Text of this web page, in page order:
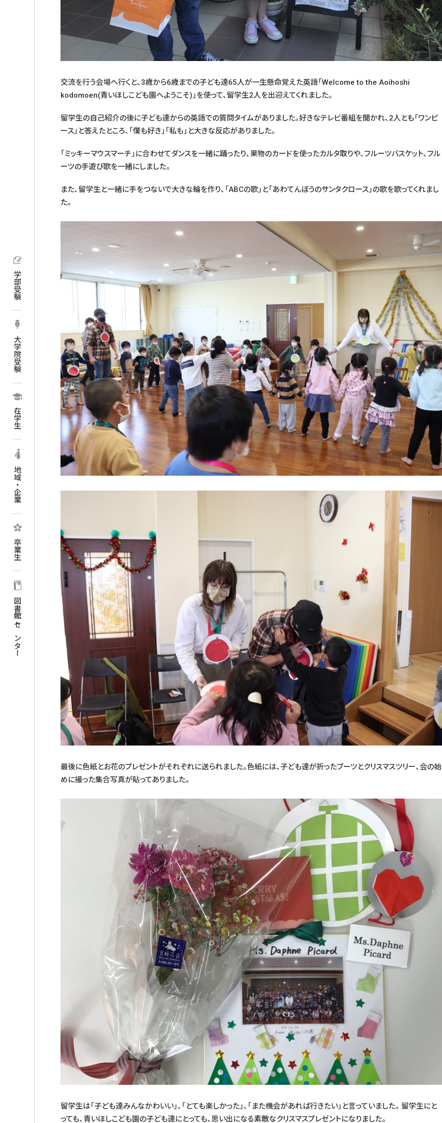
学部受験
大学院受験
在学生
地域・企業
卒業生
図書館・センター
交流を行う会場へ行くと、3歳から6歳までの子ども達65人が一生懸命覚えた英語「Welcome to the Aoihoshi
kodomoen(青いほしこども園へようこそ)」を使って、留学生2人を出迎えてくれました。
留学生の自己紹介の後に子ども達からの英語での質問タイムがありました。好きなテレビ番組を聞かれ、2人とも「ワンピ
ース」と答えたところ、「僕も好き」「私も」と大きな反応がありました。
「ミッキーマウスマーチ」に合わせてダンスを一緒に踊ったり、果物のカードを使ったカルタ取りや、フルーツバスケット、フル
ーツの手遊び歌を一緒にしました。
また、留学生と一緒に手をつないで大きな輪を作り、「ABCの歌」と「あわてんぼうのサンタクロース」の歌を歌ってくれまし
た。
最後に色紙とお花のプレゼントがそれぞれに送られました。色紙には、子ども達が折ったブーツとクリスマスツリー、会の始
めに撮った集合写真が貼ってありました。
留学生は「子ども達みんなかわいい」、「とても楽しかった」、「また機会があれば行きたい」と言っていました。 留学生にと
っても、青いほしこども園の子ども達にとっても、思い出になる素敵なクリスマスプレゼントになりました。